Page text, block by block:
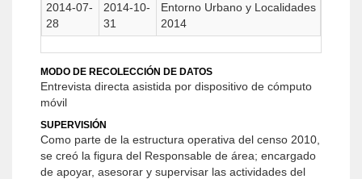
2014-07-
28
2014-10-
31
Entorno Urbano y Localidades
2014
MODO DE RECOLECCIÓN DE DATOS
Entrevista directa asistida por dispositivo de cómputo
móvil
SUPERVISIÓN
Como parte de la estructura operativa del censo 2010,
se creó la figura del Responsable de área; encargado
de apoyar, asesorar y supervisar las actividades del